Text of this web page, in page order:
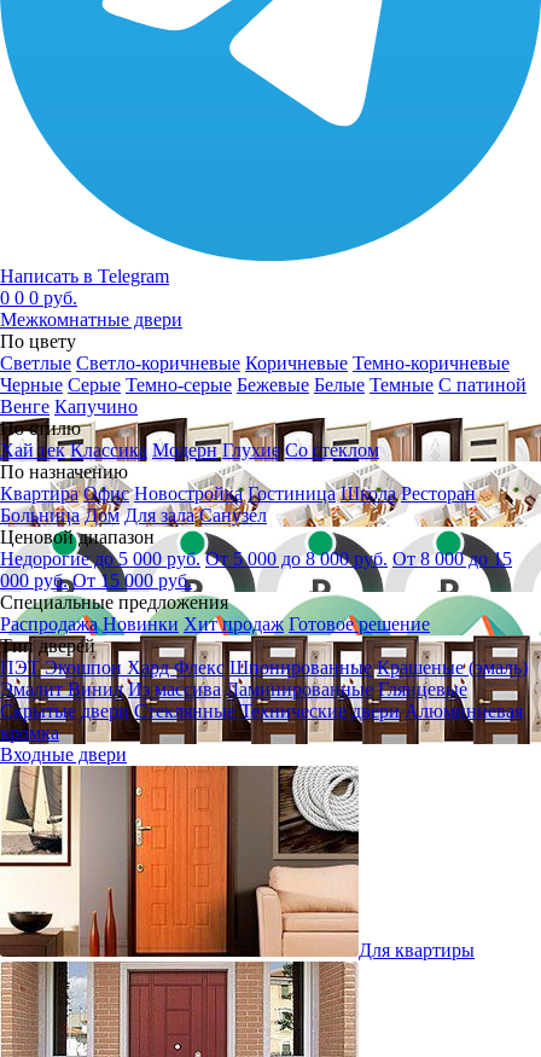
Написать в Telegram
0 0 0 руб.
Межкомнатные двери
По цвету
Светлые Светло-коричневые Коричневые Темно-коричневые
Черные Серые Темно-серые Бежевые Белые Темные С патиной
Венге Капучино
По стилю
Хай тек Классика Модерн Глухие Со стеклом
По назначению
Квартира Офис Новостройка Гостиница Школа Ресторан
Больница Дом Для зала Санузел
Ценовой диапазон
Недорогие до 5 000 руб. От 5 000 до 8 000 руб. От 8 000 до 15
000 руб. От 15 000 руб.
Специальные предложения
Распродажа Новинки Хит продаж Готовое решение
Тип дверей
ПЭТЭкошпон Хард Флекс Шпонированные Крашеные (эмаль)
ЭмалитВинил Из массива Ламинированные Глянцевые
Скрытые двери СтеклянныеТехнические двери Алюминиевая
кромка
Входные двери
Для квартиры